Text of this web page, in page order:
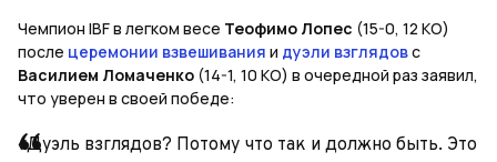
Чемпион IBFв легком весе Теофимо Лопес (15-0, 12 КО)
после церемонии взвешивания и дуэли взглядовс
Василием Ломаченко (14-1, 10 КО) в очередной раз заявил,
что уверен в своей победе:
«Дуэль взглядов? Потому что так и должно быть. Это